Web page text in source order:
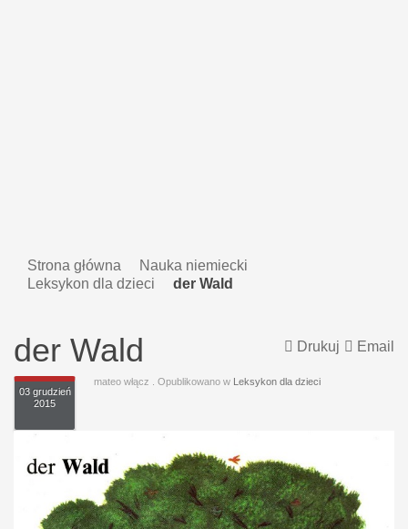
Strona główna
Nauka niemiecki
Leksykon dla dzieci
der Wald
Email
Drukuj
der Wald
mateo włącz
03 grudzień
2015
. Opublikowano w Leksykon dla dzieci